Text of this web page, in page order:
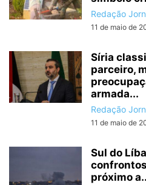
Redação
11 de maio de
Síria
parceiro,
armada...
Redação
11 de maio de
Sul do
próximo